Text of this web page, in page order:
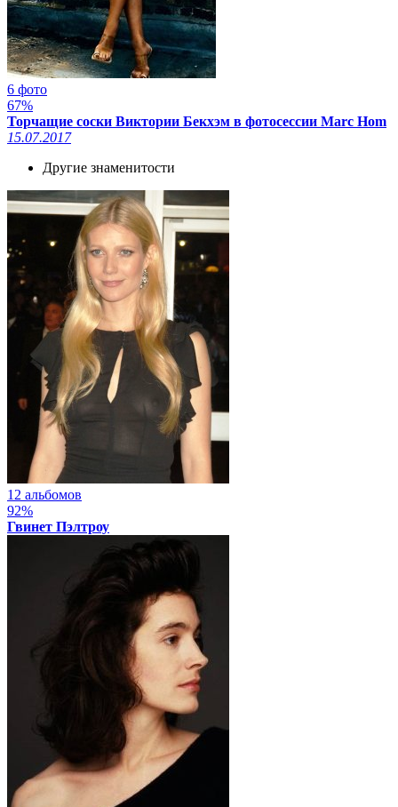
6 фото
67%
Торчащие соски Виктории Бекхэм в фотосессии Marc Hom
15.07.2017
Другие знаменитости
12 альбомов
92%
Гвинет Пэлтроу